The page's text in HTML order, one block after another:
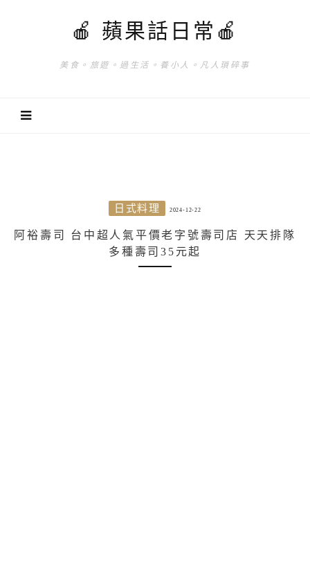
🍎 蘋果話日常🍎
美食。旅遊。過生活。養小人。凡人瑣碎事
日式料理 2024-12-22
阿裕壽司 台中超人氣平價老字號壽司店 天天排隊
多種壽司35元起